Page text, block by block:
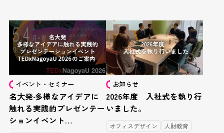
イベント・セミナー
名⼤発‧多様なアイデアに
触れる実践的プレゼンテー
ションイベント
お知らせ
2026年度 入社式を執り行
いました。
オフィスデザイン 人財教育